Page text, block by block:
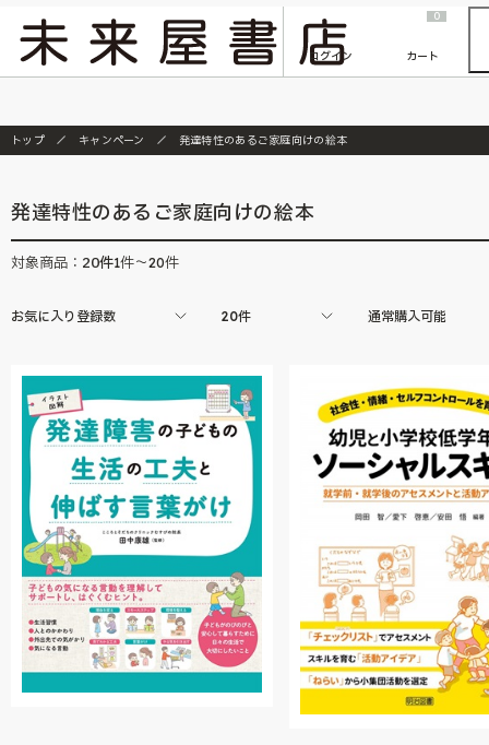
『ONE PIECE magazine 021 ONE PIECEカード付き同梱版』発売延期のご案内
ログイン
0
カート
トップ キャンペーン 発達特性のあるご家庭向けの絵本
発達特性のあるご家庭向けの絵本
対象商品： 20件1件～20件
お気に入り登録数 20件 通常購入可能